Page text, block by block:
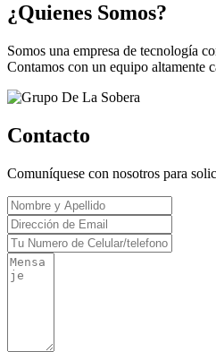
¿Quienes Somos?
Somos una empresa de tecnología
Contamos con un equipo altamente
Contacto
Comuníquese con nosotros para